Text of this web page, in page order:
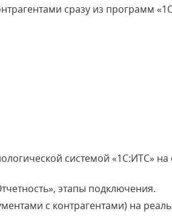
сразу из программ
системой «1С:ИТС»
этапы подключения.
с контрагентами) на